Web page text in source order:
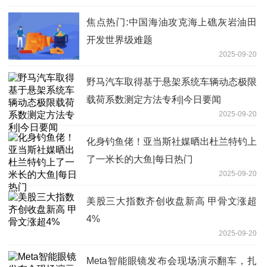
焦点热门:中国海油攻克海上礁灰岩油田
开发世界级难题
2025-09-20
野马汽车取得基于悬架系统车辆动态极限
载荷系数测定方法专利|今日要闻
2025-09-20
化身钓鱼佬！亚当斯社媒晒出杜兰特钓上
了一米长的大鱼|每日热门
2025-09-20
美股三大指数齐创收盘新高 甲骨文涨超
4%
2025-09-20
Meta智能眼镜发布会现场演示翻车，扎